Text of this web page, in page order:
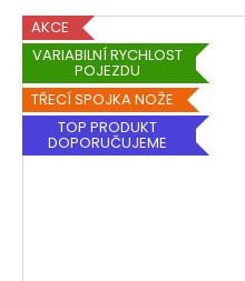
ZDARMA - sekačku
Platí pouze při
AKCE
VARIABILNÍ RYCHLOST
POJEZDU
TŘECÍ SPOJKA NOŽE
TOP PRODUKT
DOPORUČUJEME